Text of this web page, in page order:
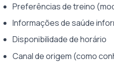
Preferências de treino
Informações de saúde
Disponibilidade de horário
Canal de origem (como